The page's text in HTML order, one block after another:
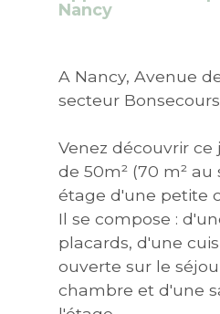
Nancy
A Nancy, Avenue
secteur Bonsecours
Venez découvrir ce
de 50m² (70 m² au
étage d'une petite
Il se compose :
placards, d'une
ouverte sur le
chambre et d'une